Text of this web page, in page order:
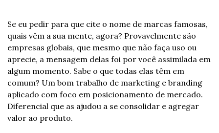
Se eu pedir para que cite o nome de marcas famosas,
quais vêm a sua mente, agora? Provavelmente são
empresas globais, que mesmo que não faça uso ou
aprecie, a mensagem delas foi por você assimilada em
algum momento. Sabe o que todas elas têm em
comum? Um bom trabalho de marketing e branding
aplicado com foco em posicionamento de mercado.
Diferencial que as ajudou a se consolidar e agregar
valor ao produto.